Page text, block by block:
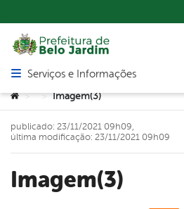
Abrir menu principal de navegação
Serviços e Informações
Você está aqui:
> > Imagem(3)
Imagem(3)
publicado: 23/11/2021 09h09,
última modificação: 23/11/2021 09h09